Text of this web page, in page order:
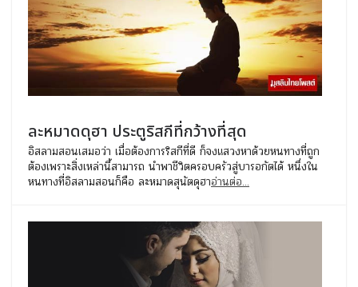
ละหมาดดุฮา ประตูริสกีที่กว้างที่สุด
อิสลามสอนเสมอว่า เมื่อต้องการริสกีที่ดี ก็จงแสวงหาด้วยหนทางที่ถูก
ต้องเพราะสิ่งเหล่านี้สามารถ นำพาชีวิตครอบครัวสู่บารอกัตได้ หนึ่งใน
หนทางที่อิสลามสอนก็คือ ละหมาดสุนัตดุฮาอ่านต่อ...